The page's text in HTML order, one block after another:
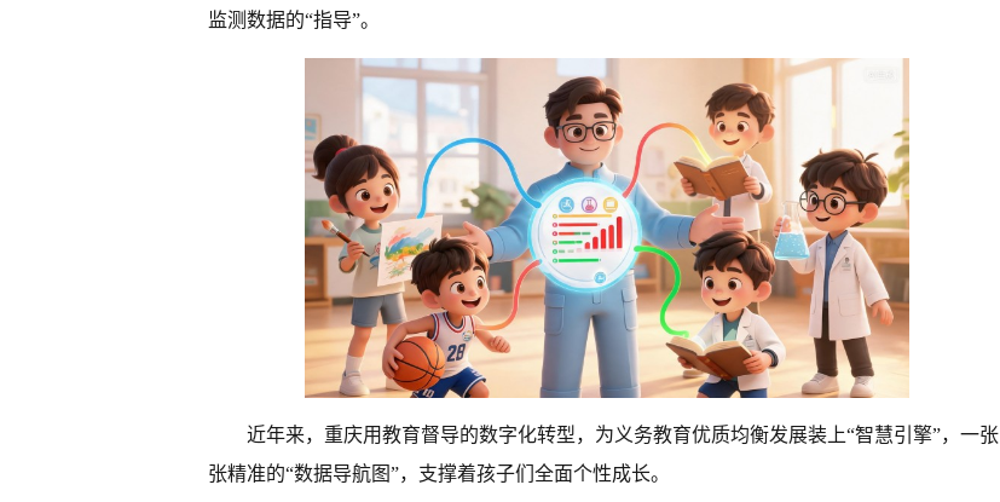
监测数据的“指导”。
近年来，重庆用教育督导的数字化转型，为义务教育优质均衡发展装上“智慧引擎”，一张
张精准的“数据导航图”，支撑着孩子们全面个性成长。